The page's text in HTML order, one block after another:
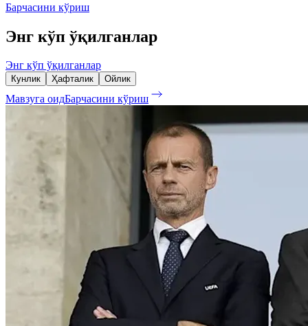
Барчасини кўриш
Энг кўп ўқилганлар
Энг кўп ўқилганлар
Кунлик Ҳафталик Ойлик
Мавзуга оидБарчасини кўриш